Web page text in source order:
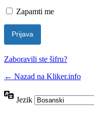
Zapamti me
Zaboravili ste šifru?
← Nazad na Kliker.info
Jezik